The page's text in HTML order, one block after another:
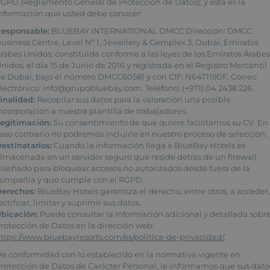
que usted debe conocer:
BLUEBAY INTERNATIONAL DMCC Dirección: DMCC
Centre, Level Nº 1, Jewellery & Gemplex 3, Dubai, Emiratos
Unidos; constituida conforme a las leyes de los Emiratos Árabes
el día 15 de Junio de 2016 y registrada en el Registro Mercantil
Dubai, bajo el número DMCC60581 y con CIF: N6471190F. Correo
info@grupobluebay.com. Teléfono: (+971) 04 2438 226.
Recopilar sus datos para la valoración una posible
a nuestra plantilla de trabajadores.
Su consentimiento de que quiere facilitarnos su CV. En
contrario no podremos incluirle en nuestro proceso de selección.
Cuando la información llega a BlueBay Hotels es
en un servidor seguro que reside detrás de un firewall
para bloquear accesos no autorizados desde fuera de la
y que cumple con el RGPD.
BlueBay Hotels garantiza el derecho, entre otros, a acceder,
limitar y suprimir sus datos.
Puede consultar la información adicional y detallada sobre
de Datos en la dirección web:
www.bluebayresorts.com/es/politica-de-privacidad/.
conformidad con lo establecido en la normativa vigente en
de Datos de Carácter Personal, le informamos que sus